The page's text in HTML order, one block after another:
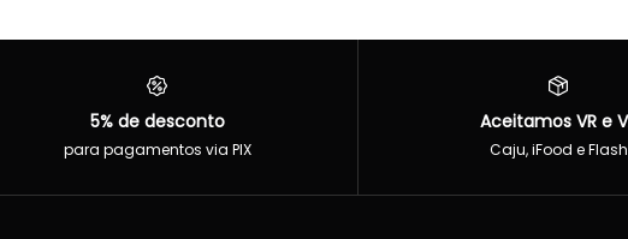
5% de desconto
para pagamentos via PIX
Aceitamos VR e
Caju, iFood e Flash